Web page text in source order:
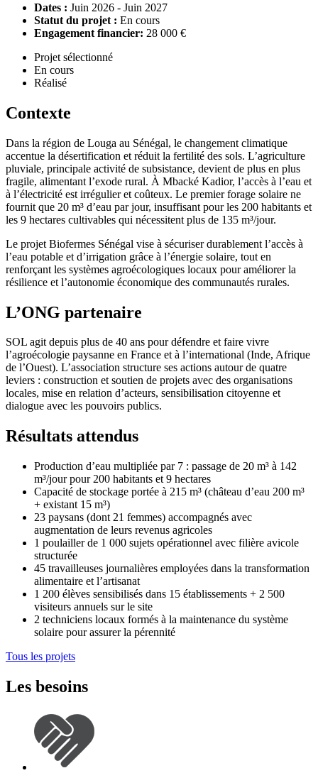
Dates : Juin 2026 - Juin 2027
Statut du projet : En cours
Engagement financier: 28 000 €
Projet sélectionné
En cours
Réalisé
Contexte
Dans la région de Louga au Sénégal, le changement climatique
accentue la désertification et réduit la fertilité des sols. L’agriculture
pluviale, principale activité de subsistance, devient de plus en plus
fragile, alimentant l’exode rural. À Mbacké Kadior, l’accès à l’eau et
à l’électricité est irrégulier et coûteux. Le premier forage solaire ne
fournit que 20 m³ d’eau par jour, insuffisant pour les 200 habitants et
les 9 hectares cultivables qui nécessitent plus de 135 m³/jour.
Le projet Biofermes Sénégal vise à sécuriser durablement l’accès à
l’eau potable et d’irrigation grâce à l’énergie solaire, tout en
renforçant les systèmes agroécologiques locaux pour améliorer la
résilience et l’autonomie économique des communautés rurales.
L’ONG partenaire
SOL agit depuis plus de 40 ans pour défendre et faire vivre
l’agroécologie paysanne en France et à l’international (Inde, Afrique
de l’Ouest). L’association structure ses actions autour de quatre
leviers : construction et soutien de projets avec des organisations
locales, mise en relation d’acteurs, sensibilisation citoyenne et
dialogue avec les pouvoirs publics.
Résultats attendus
Production d’eau multipliée par 7 : passage de 20 m³ à 142
m³/jour pour 200 habitants et 9 hectares
Capacité de stockage portée à 215 m³ (château d’eau 200 m³
+ existant 15 m³)
23 paysans (dont 21 femmes) accompagnés avec
augmentation de leurs revenus agricoles
1 poulailler de 1 000 sujets opérationnel avec filière avicole
structurée
45 travailleuses journalières employées dans la transformation
alimentaire et l’artisanat
1 200 élèves sensibilisés dans 15 établissements + 2 500
visiteurs annuels sur le site
2 techniciens locaux formés à la maintenance du système
solaire pour assurer la pérennité
Tous les projets
Les besoins